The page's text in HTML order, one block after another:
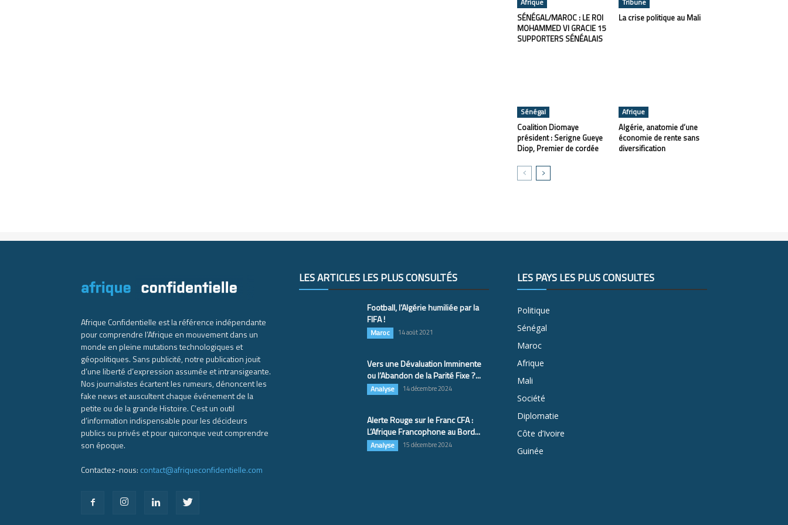
SÉNÉGAL/MAROC : LE ROI
MOHAMMED VI GRACIE 15
SUPPORTERS SÉNÉALAIS
La crise politique au Mali
Sénégal
Coalition Diomaye
président : Serigne Gueye
Diop, Premier de cordée
Afrique
Algérie, anatomie d’une
économie de rente sans
diversification
Afrique Confidentielle est la référence indépendante
pour comprendre l’Afrique en mouvement dans un
monde en pleine mutations technologiques et
géopolitiques. Sans publicité, notre publication jouit
d’une liberté d’expression assumée et intransigeante.
Nos journalistes écartent les rumeurs, dénoncent les
fake news et auscultent chaque événement de la
petite ou de la grande Histoire. C’est un outil
d’information indispensable pour les décideurs
publics ou privés et pour quiconque veut comprendre
son époque.
Contactez-nous: contact@afriqueconfidentielle.com
LES ARTICLES LES PLUS CONSULTÉS
Football, l’Algérie humiliée par la
FIFA !
Maroc 14 août 2021
Vers une Dévaluation Imminente
ou l’Abandon de la Parité Fixe ?...
Analyse 14 décembre 2024
Alerte Rouge sur le Franc CFA :
L’Afrique Francophone au Bord...
Analyse 15 décembre 2024
LES PAYS LES PLUS CONSULTÉS
Politique
Sénégal
Maroc
Afrique
Mali
Société
Diplomatie
Côte d’Ivoire
Guinée